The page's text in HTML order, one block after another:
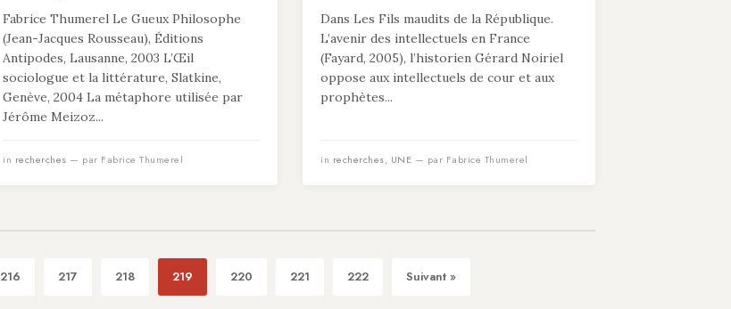
Fabrice Thumerel Le Gueux Philosophe
(Jean-Jacques Rousseau), Éditions
Antipodes, Lausanne, 2003 L’Œil
sociologue et la littérature, Slatkine,
Genève, 2004 La métaphore utilisée par
Jérôme Meizoz...
in recherches — par Fabrice Thumerel
Dans Les Fils maudits de la République.
L’avenir des intellectuels en France
(Fayard, 2005), l’historien Gérard Noiriel
oppose aux intellectuels de cour et aux
prophètes...
in recherches, UNE — par Fabrice Thumerel
216 217 218 219 220 221 222 Suivant »